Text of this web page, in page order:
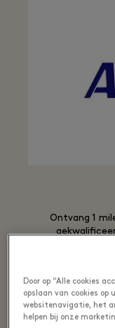
Ontvang 1
Door op “Alle cookies
opslaan van cookies op
websitenavigatie, het
helpen bij onze